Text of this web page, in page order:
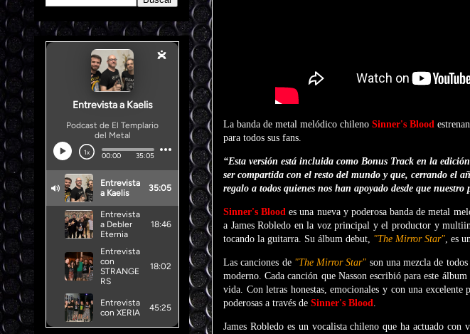
La banda de metal melódico chileno Sinner's Blood
para todos sus fans.
“Esta versión está incluida como Bonus Track en la
ser compartida con el resto del mundo y que, cerrando el
regalo a todos quienes nos han apoyado desde que
Sinner's Blood es una nueva y poderosa banda de metal
a James Robledo en la voz principal y el productor y
tocando la guitarra. Su álbum debut, "The Mirror Star", es
Las canciones de "The Mirror Star" son una mezcla de
moderno. Cada canción que Nasson escribió para este
vida. Con letras honestas, emocionales y con una excelente
poderosas a través de Sinner's Blood.
James Robledo es un vocalista chileno que ha actuado